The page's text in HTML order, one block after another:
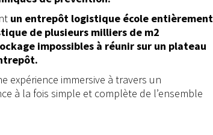
un entrepôt logistique école entièrement
de plusieurs milliers de m2
impossibles à réunir sur un plateau
expérience immersive à travers un
à la fois simple et complète de l’ensemble